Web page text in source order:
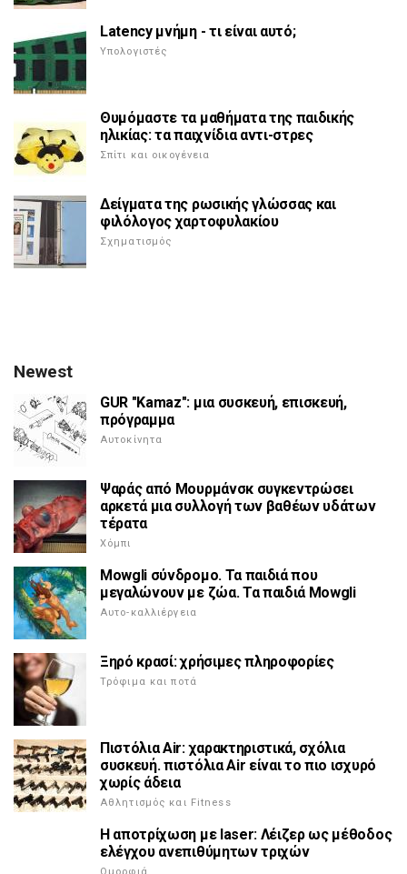
Latency μνήμη - τι είναι αυτό;
Υπολογιστές
Θυμόμαστε τα μαθήματα της παιδικής
ηλικίας: τα παιχνίδια αντι-στρες
Σπίτι και οικογένεια
Δείγματα της ρωσικής γλώσσας και
φιλόλογος χαρτοφυλακίου
Σχηματισμός
Newest
GUR "Kamaz": μια συσκευή, επισκευή,
πρόγραμμα
Αυτοκίνητα
Ψαράς από Μουρμάνσκ συγκεντρώσει
αρκετά μια συλλογή των βαθέων υδάτων
τέρατα
Χόμπι
Mowgli σύνδρομο. Τα παιδιά που
μεγαλώνουν με ζώα. Τα παιδιά Mowgli
Αυτο-καλλιέργεια
Ξηρό κρασί: χρήσιμες πληροφορίες
Τρόφιμα και ποτά
Πιστόλια Air: χαρακτηριστικά, σχόλια
συσκευή. πιστόλια Air είναι το πιο ισχυρό
χωρίς άδεια
Αθλητισμός και Fitness
Η αποτρίχωση με laser: Λέιζερ ως μέθοδος
ελέγχου ανεπιθύμητων τριχών